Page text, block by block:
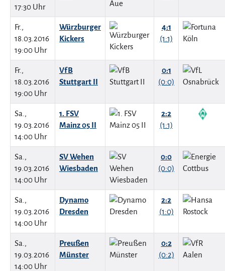
17:30 Uhr
Fr.,
18.03.2016
19:00 Uhr
Würzburger
Kickers
4:1
(1:1)
Fr.,
18.03.2016
19:00 Uhr
VfB
Stuttgart II
0:1
(0:0)
Sa.,
19.03.2016
14:00 Uhr
1. FSV
Mainz 05 II
2:2
(1:1)
Sa.,
19.03.2016
14:00 Uhr
SV Wehen
Wiesbaden
0:0
(0:0)
Sa.,
19.03.2016
14:00 Uhr
Dynamo
Dresden
2:2
(1:0)
Sa.,
19.03.2016
14:00 Uhr
Preußen
Münster
0:2
(0:2)